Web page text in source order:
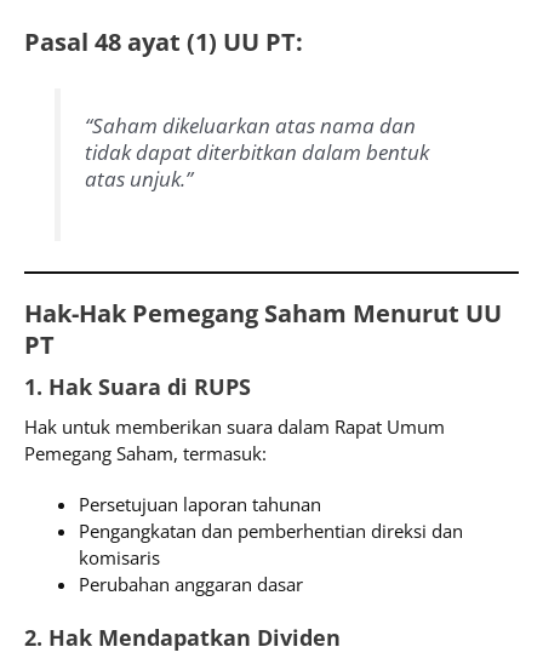
Pasal 48 ayat (1) UU PT:
“Saham dikeluarkan atas nama dan
tidak dapat diterbitkan dalam bentuk
atas unjuk.”
Hak-Hak Pemegang Saham Menurut UU
PT
1. Hak Suara di RUPS
Hak untuk memberikan suara dalam Rapat Umum
Pemegang Saham, termasuk:
Persetujuan laporan tahunan
Pengangkatan dan pemberhentian direksi dan
komisaris
Perubahan anggaran dasar
2. Hak Mendapatkan Dividen